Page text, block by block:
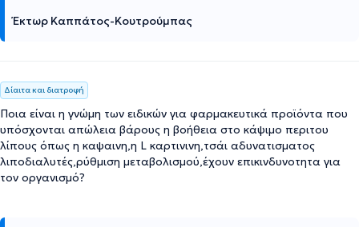
Έκτωρ Καππάτος-Κουτρούμπας
Δίαιτα και διατροφή
Ποια είναι η γνώμη των ειδικών για φαρμακευτικά προϊόντα που
υπόσχονται απώλεια βάρους η βοήθεια στο κάψιμο περιτου
λίπους όπως η καψαινη,η L καρτινινη,τσάι αδυνατισματος
λιποδιαλυτές,ρύθμιση μεταβολισμού,έχουν επικινδυνοτητα για
τον οργανισμό?